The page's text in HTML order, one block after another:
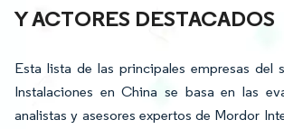
Y ACTORES DESTACADOS
Esta lista de las principales empresas del
Instalaciones en China se basa en las
analistas y asesores expertos de Mordor